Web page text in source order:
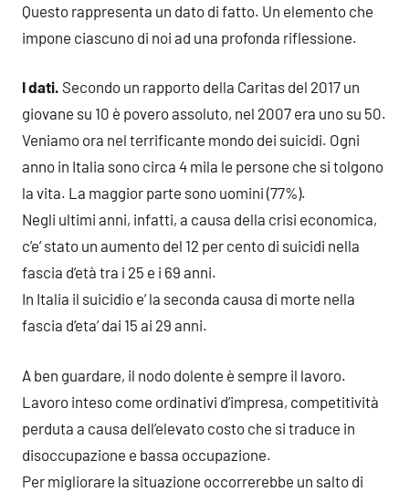
Questo rappresenta un dato di fatto. Un elemento che
impone ciascuno di noi ad una profonda riflessione.
I dati. Secondo un rapporto della Caritas del 2017 un
giovane su 10 è povero assoluto, nel 2007 era uno su 50.
Veniamo ora nel terrificante mondo dei suicidi. Ogni
anno in Italia sono circa 4 mila le persone che si tolgono
la vita. La maggior parte sono uomini (77%).
Negli ultimi anni, infatti, a causa della crisi economica,
c’e’ stato un aumento del 12 per cento di suicidi nella
fascia d’età tra i 25 e i 69 anni.
In Italia il suicidio e’ la seconda causa di morte nella
fascia d’eta’ dai 15 ai 29 anni.
A ben guardare, il nodo dolente è sempre il lavoro.
Lavoro inteso come ordinativi d’impresa, competitività
perduta a causa dell’elevato costo che si traduce in
disoccupazione e bassa occupazione.
Per migliorare la situazione occorrerebbe un salto di